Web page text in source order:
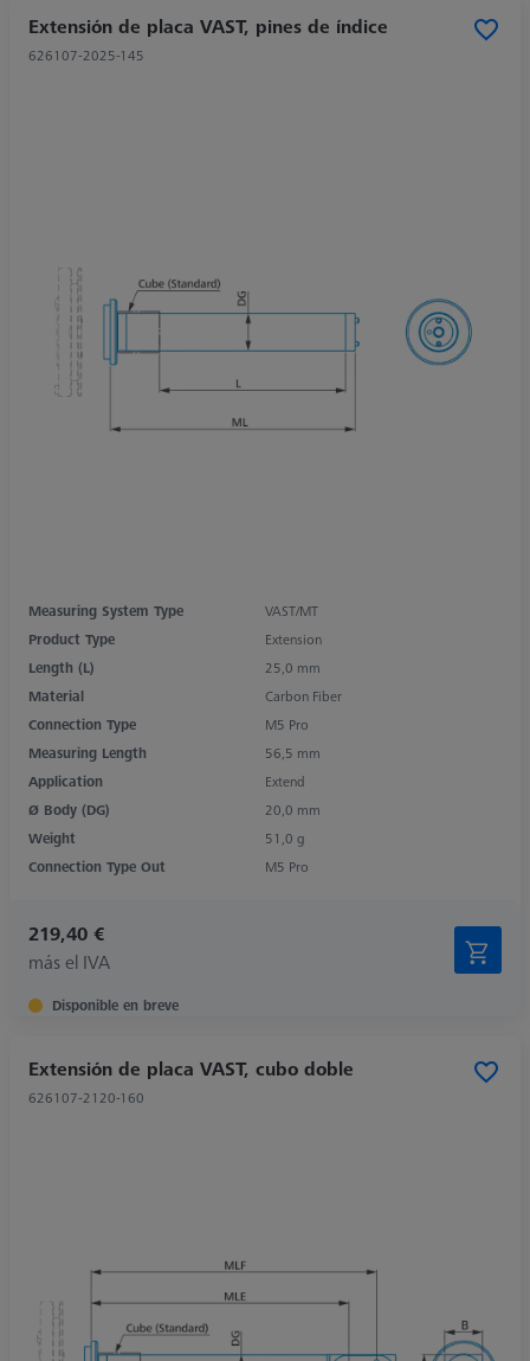
Extensión de placa VAST, pines de índice
626107-2025-145
Measuring System Type
VAST/MT
Product Type
Extension
Length (L)
25,0 mm
Material
Carbon Fiber
Connection Type
M5 Pro
Measuring Length
56,5 mm
Application
Extend
Ø Body (DG)
20,0 mm
Weight
51,0 g
Connection Type Out
M5 Pro
219,40 €
más el IVA
Disponible en breve
Extensión de placa VAST, cubo doble
626107-2120-160